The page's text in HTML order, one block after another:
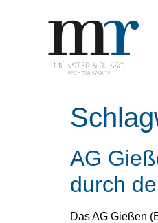
AG
durch
Das AG Gießen